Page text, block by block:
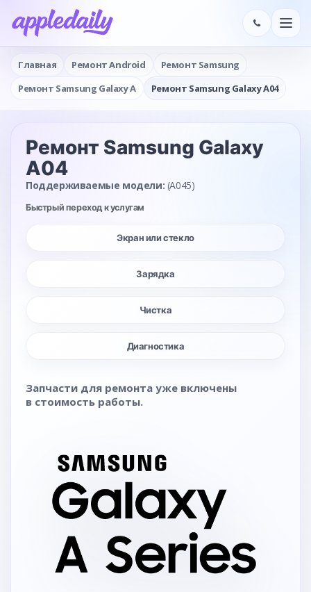
Главная Ремонт Android
Ремонт Samsung
Ремонт Samsung Galaxy A
Ремонт Samsung Galaxy A04
Ремонт Samsung Galaxy
A04
Поддерживаемые модели: (A045)
Быстрый переход к услугам
Экран или стекло
Зарядка
Чистка
Диагностика
Запчасти для ремонта уже включены
в стоимость работы.